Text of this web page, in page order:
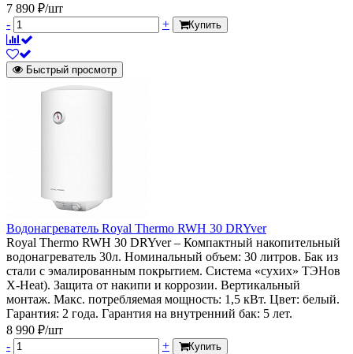
7 890 ₽/шт
-
+ Купить
Быстрый просмотр
Водонагреватель Royal Thermo RWH 30 DRYver
Royal Thermo RWH 30 DRYver – Компактный накопительный
водонагреватель 30л. Номинальный объем: 30 литров. Бак из
стали с эмалированным покрытием. Система «сухих» ТЭНов
X-Heat). Защита от накипи и коррозии. Вертикальный
монтаж. Макс. потребляемая мощность: 1,5 кВт. Цвет: белый.
Гарантия: 2 года. Гарантия на внутренний бак: 5 лет.
8 990 ₽/шт
-
+ Купить